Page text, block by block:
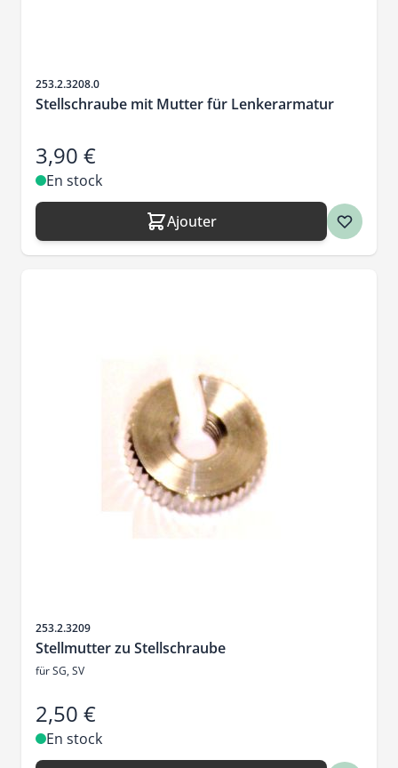
SKU
253.2.3208.0
Stellschraube mit Mutter für Lenkerarmatur
3,90 €
En stock
Ajouter
SKU
253.2.3209
Stellmutter zu Stellschraube
für SG, SV
2,50 €
En stock